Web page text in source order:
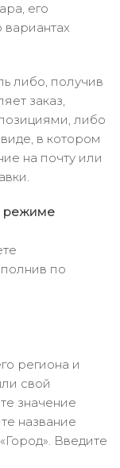
его
либо, получив
заказ,
либо
в котором
на почту или
режиме
по
региона и
свой
значение
название
Введите